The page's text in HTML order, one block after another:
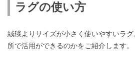
ラグの使い方
絨毯よりサイズが小さく使いやすいラ
所で活用ができるのかをご紹介します。